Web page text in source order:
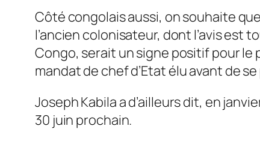
Côté congolais aussi, on souhaite
l’ancien colonisateur, dont l’avis est
Congo, serait un signe positif pour le
mandat de chef d’Etat élu avant de
Joseph Kabila a d’ailleurs dit, en
30 juin prochain.